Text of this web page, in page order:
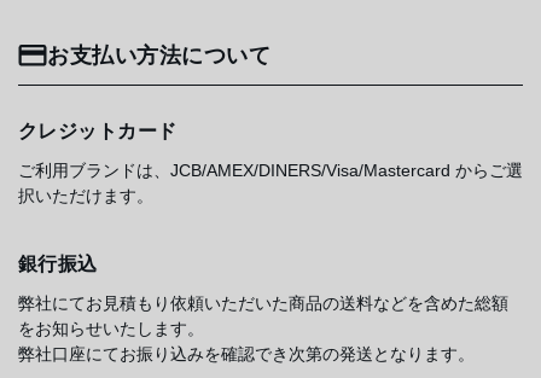
お支払い方法について
クレジットカード
ご利用ブランドは、JCB/AMEX/DINERS/Visa/Mastercard からご選
択いただけます。
銀行振込
弊社にてお見積もり依頼いただいた商品の送料などを含めた総額
をお知らせいたします。
弊社口座にてお振り込みを確認でき次第の発送となります。